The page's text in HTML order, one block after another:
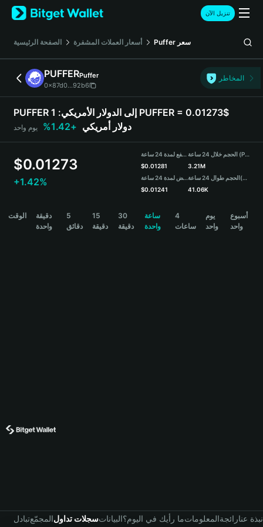
English
日本語
Русский
Español (Latinoamérica)
Türkçe
Deutsch
简体中文
Português (Portugal)
Bahasa Indonesia
বাংলা
تنزيل الآن
الصفحة الرئيسية أسعار العملات المشفرة Puffer سعر
PUFFERPuffer
0x87d0...92b6
المخاطر
PUFFER إلى الدولار الأمريكي: 1 PUFFER = 0.01273$
دولار أمريكي +1.42% يوم واحد
$0.01273
+1.42%
مرتفع لمدة 24 ساعة
$0.01281
منخفض لمدة 24 ساعة
$0.01241
الحجم خلال 24 ساعة (PUFFER)
3.21M
الحجم طوال 24 ساعة(USDT)
41.06K
الوقت
دقيقة
واحدة
5
دقائق
15
دقيقة
30
دقيقة
ساعة
واحدة
4
ساعات
يوم
واحد
أسبوع
واحد
تبادلالمجمّعسجلات تداولالبياناتما رأيك في اليوم؟المعلوماترائجةنبذة عنا